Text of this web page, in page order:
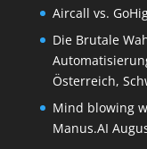
Aircall vs.
Die Brutale
Österreich,
Mind blowing
Manus.AI